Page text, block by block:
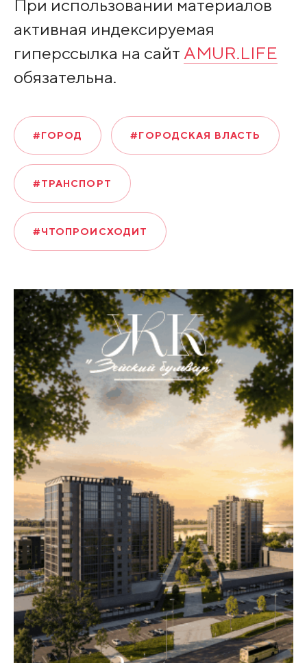
При использовании материалов
активная индексируемая
гиперссылка на сайт AMUR.LIFE
обязательна.
#ГОРОД #ГОРОДСКАЯ ВЛАСТЬ
#ТРАНСПОРТ
#ЧТОПРОИСХОДИТ